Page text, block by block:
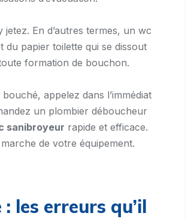
En d’autres termes, un wc
du papier toilette qui se dissout
formation de bouchon.
appelez dans l’immédiat
un plombier déboucheur
sanibroyeur rapide et efficace.
de votre équipement.
les erreurs qu’il